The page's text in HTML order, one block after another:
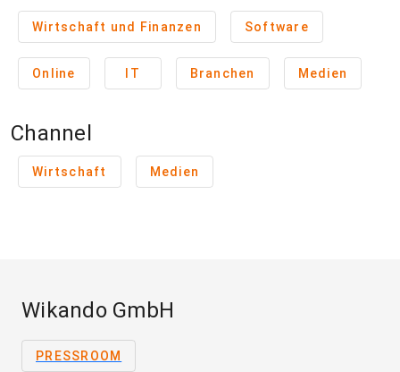
Wirtschaft und Finanzen Software
Online IT Branchen Medien
Channel
Wirtschaft Medien
Wikando GmbH
PRESSROOM